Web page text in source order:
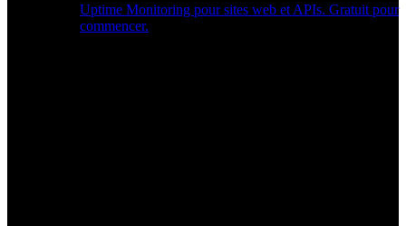
Uptime Monitoring pour sites web et APIs. Gratuit pour
commencer.